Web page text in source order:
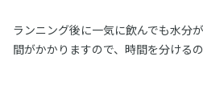
ランニング後に一気に飲んでも水分
間がかかりますので、時間を分けるの